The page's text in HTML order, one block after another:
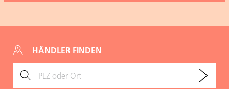
HÄNDLER FINDEN